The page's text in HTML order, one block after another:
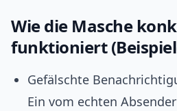
Wie die Masche
funktioniert
Gefälschte
Ein vom echten